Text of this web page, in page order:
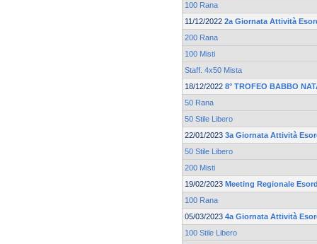
100 Rana
11/12/2022 2a Giornata Attività
200 Rana
100 Misti
Staff. 4x50 Mista
18/12/2022 8° TROFEO BABBO
50 Rana
50 Stile Libero
22/01/2023 3a Giornata Attività
50 Stile Libero
200 Misti
19/02/2023 Meeting Regionale
100 Rana
05/03/2023 4a Giornata Attività
100 Stile Libero